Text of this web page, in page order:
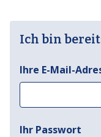
Ich bin
Ihre E-Mail-
Ihr Passwort